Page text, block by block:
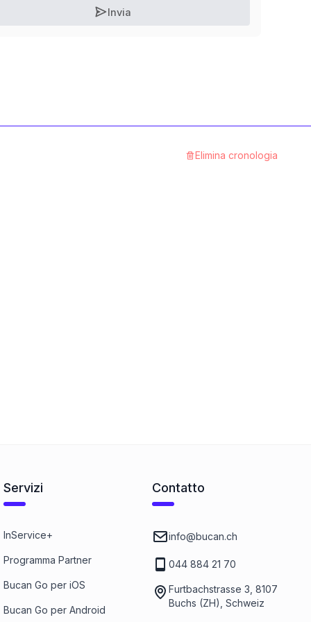
Invia
Elimina cronologia
Servizi
InService+
Programma Partner
Bucan Go per iOS
Bucan Go per Android
Contatto
info@bucan.ch
044 884 21 70
Furtbachstrasse 3, 8107
Buchs (ZH), Schweiz